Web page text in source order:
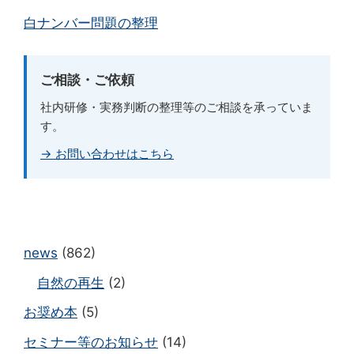
白ナンバー問題の整理
ご相談・ご依頼
社内研修・実務判断の整理等のご相談を承っていま
す。
→ お問い合わせはこちら
news (862)
自然の再生 (2)
お奨め本 (5)
セミナー等のお知らせ (14)